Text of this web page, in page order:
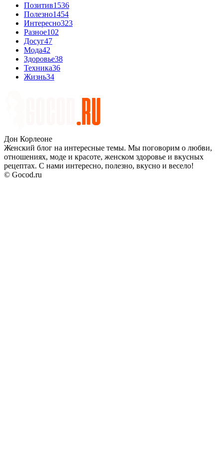
Позитив1536
Полезно1454
Интересно323
Разное102
Досуг47
Мода42
Здоровье38
Техника36
Жизнь34
Дон Корлеоне
Женский блог на интересные темы. Мы поговорим о любви,
отношениях, моде и красоте, женском здоровье и вкусных
рецептах. С нами интересно, полезно, вкусно и весело!
© Gocod.ru